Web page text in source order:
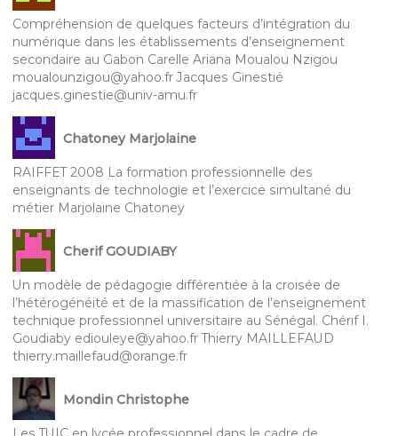
Compréhension de quelques facteurs d’intégration du
numérique dans les établissements d’enseignement
secondaire au Gabon Carelle Ariana Moualou Nzigou
moualounzigou@yahoo.fr Jacques Ginestié
jacques.ginestie@univ-amu.fr
Chatoney Marjolaine
RAIFFET 2008 La formation professionnelle des
enseignants de technologie et l’exercice simultané du
métier Marjolaine Chatoney
Cherif GOUDIABY
Un modèle de pédagogie différentiée à la croisée de
l’hétérogénéité et de la massification de l’enseignement
technique professionnel universitaire au Sénégal. Chérif I.
Goudiaby ediouleye@yahoo.fr Thierry MAILLEFAUD
thierry.maillefaud@orange.fr
Mondin Christophe